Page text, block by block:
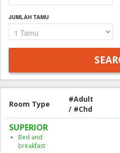
JUMLAH TAMU
Room Type
#Adult
/ #Chd
SUPERIOR
Bed and
breakfast